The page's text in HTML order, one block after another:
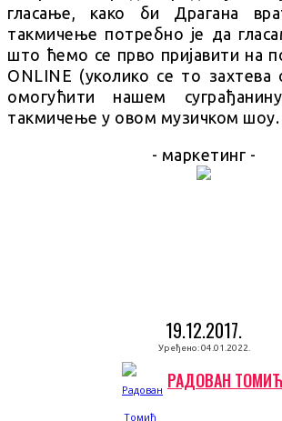
гласање, како би Драгана
такмичење потребно је да
што ћемо се прво пријавити на
ONLINE (уколико се то захтева
омогућити нашем
такмичење у овом музичком шоу.
- маркетинг -
19.12.2017.
Уређено: 04.01.2022.
РАДОВАН ТОМИЋ